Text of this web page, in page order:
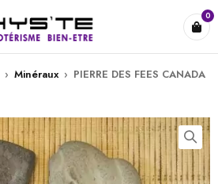
0
› Minéraux › PIERRE DES FEES CANADA